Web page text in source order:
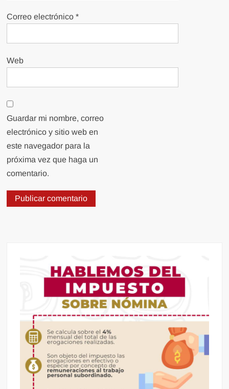
Correo electrónico*
Web
Guardar mi nombre, correo
electrónico y sitio web en
este navegador para la
próxima vez que haga un
comentario.